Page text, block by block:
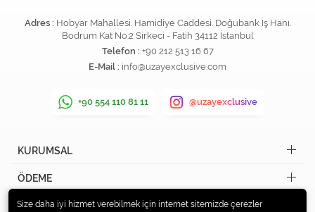
Adres : Hobyar Mahallesi. Hamidiye Caddesi. Doğubank İş Hanı.
Bodrum Kat No:2 Sirkeci - Fatih 34112 İstanbul
Telefon : +90 212 513 16 67
E-Mail : info@uzayexclusive.com
+90 554 110 81 11 @uzayexclusive
KURUMSAL
ÖDEME
İLETİŞİM
Size daha iyi hizmet verebilmek için internet sitemizde çerezler